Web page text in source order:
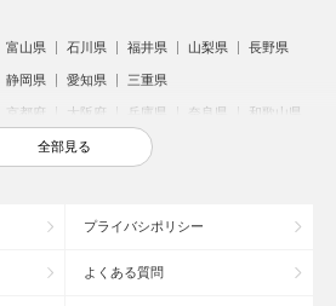
富山県 石川県 福井県 山梨県 長野県
静岡県 愛知県 三重県
京都府 大阪府 兵庫県 奈良県 和歌山県
島根県 岡山県 広島県
沖縄県
全部見る
プライバシポリシー
よくある質問